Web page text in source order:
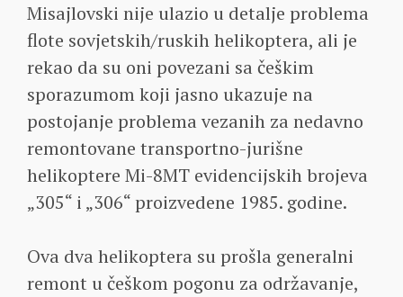
Misajlovski nije ulazio u detalje problema
flote sovjetskih/ruskih helikoptera, ali je
rekao da su oni povezani sa češkim
sporazumom koji jasno ukazuje na
postojanje problema vezanih za nedavno
remontovane transportno-jurišne
helikoptere Mi-8MT evidencijskih brojeva
„305“ i „306“ proizvedene 1985. godine.
Ova dva helikoptera su prošla generalni
remont u češkom pogonu za održavanje,